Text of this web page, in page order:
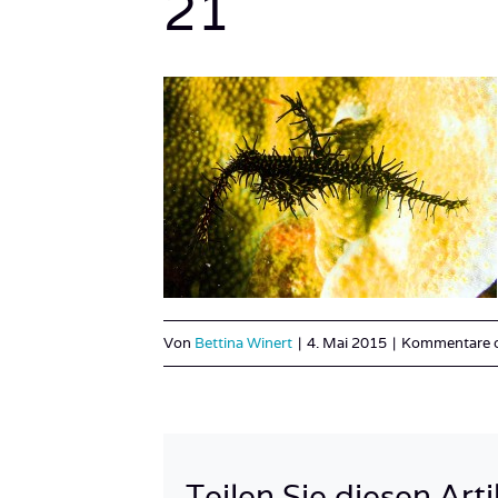
Von Bettina Winert | 4. Mai 2015 | Kommentare